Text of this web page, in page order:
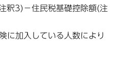
釈3)－住民税基礎控除額(注
に加入している人数により